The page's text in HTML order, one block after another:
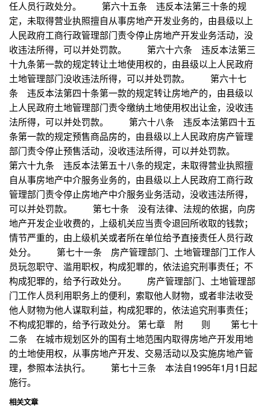
任人员行政处分。 第六十五条 违反本法第三十条的规
定，未取得营业执照擅自从事房地产开发业务的，由县级以上
人民政府工商行政管理部门责令停止房地产开发业务活动，没
收违法所得，可以并处罚款。 第六十六条 违反本法第三
十九条第一款的规定转让土地使用权的，由县级以上人民政府
土地管理部门没收违法所得，可以并处罚款。 第六十七
条 违反本法第四十条第一款的规定转让房地产的，由县级以
上人民政府土地管理部门责令缴纳土地使用权出让金，没收违
法所得，可以并处罚款。 第六十八条 违反本法第四十五
条第一款的规定预售商品房的，由县级以上人民政府房产管理
部门责令停止预售活动，没收违法所得，可以并处罚款。
第六十九条 违反本法第五十八条的规定，未取得营业执照擅
自从事房地产中介服务业务的，由县级以上人民政府工商行政
管理部门责令停止房地产中介服务业务活动，没收违法所得，
可以并处罚款。 第七十条 没有法律、法规的依据，向房
地产开发企业收费的，上级机关应当责令退回所收取的钱款；
情节严重的，由上级机关或者所在单位给予直接责任人员行政
处分。 第七十一条 房产管理部门、土地管理部门工作人
员玩忽职守、滥用职权，构成犯罪的，依法追究刑事责任；不
构成犯罪的，给予行政处分。 房产管理部门、土地管理部
门工作人员利用职务上的便利，索取他人财物，或者非法收受
他人财物为他人谋取利益，构成犯罪的，依法追究刑事责任；
不构成犯罪的，给予行政处分。 第七章 附 则 第七十
二条 在城市规划区外的国有土地范围内取得房地产开发用地
的土地使用权，从事房地产开发、交易活动以及实施房地产管
理，参照本法执行。 第七十三条 本法自1995年1月1日起
施行。
相关文章